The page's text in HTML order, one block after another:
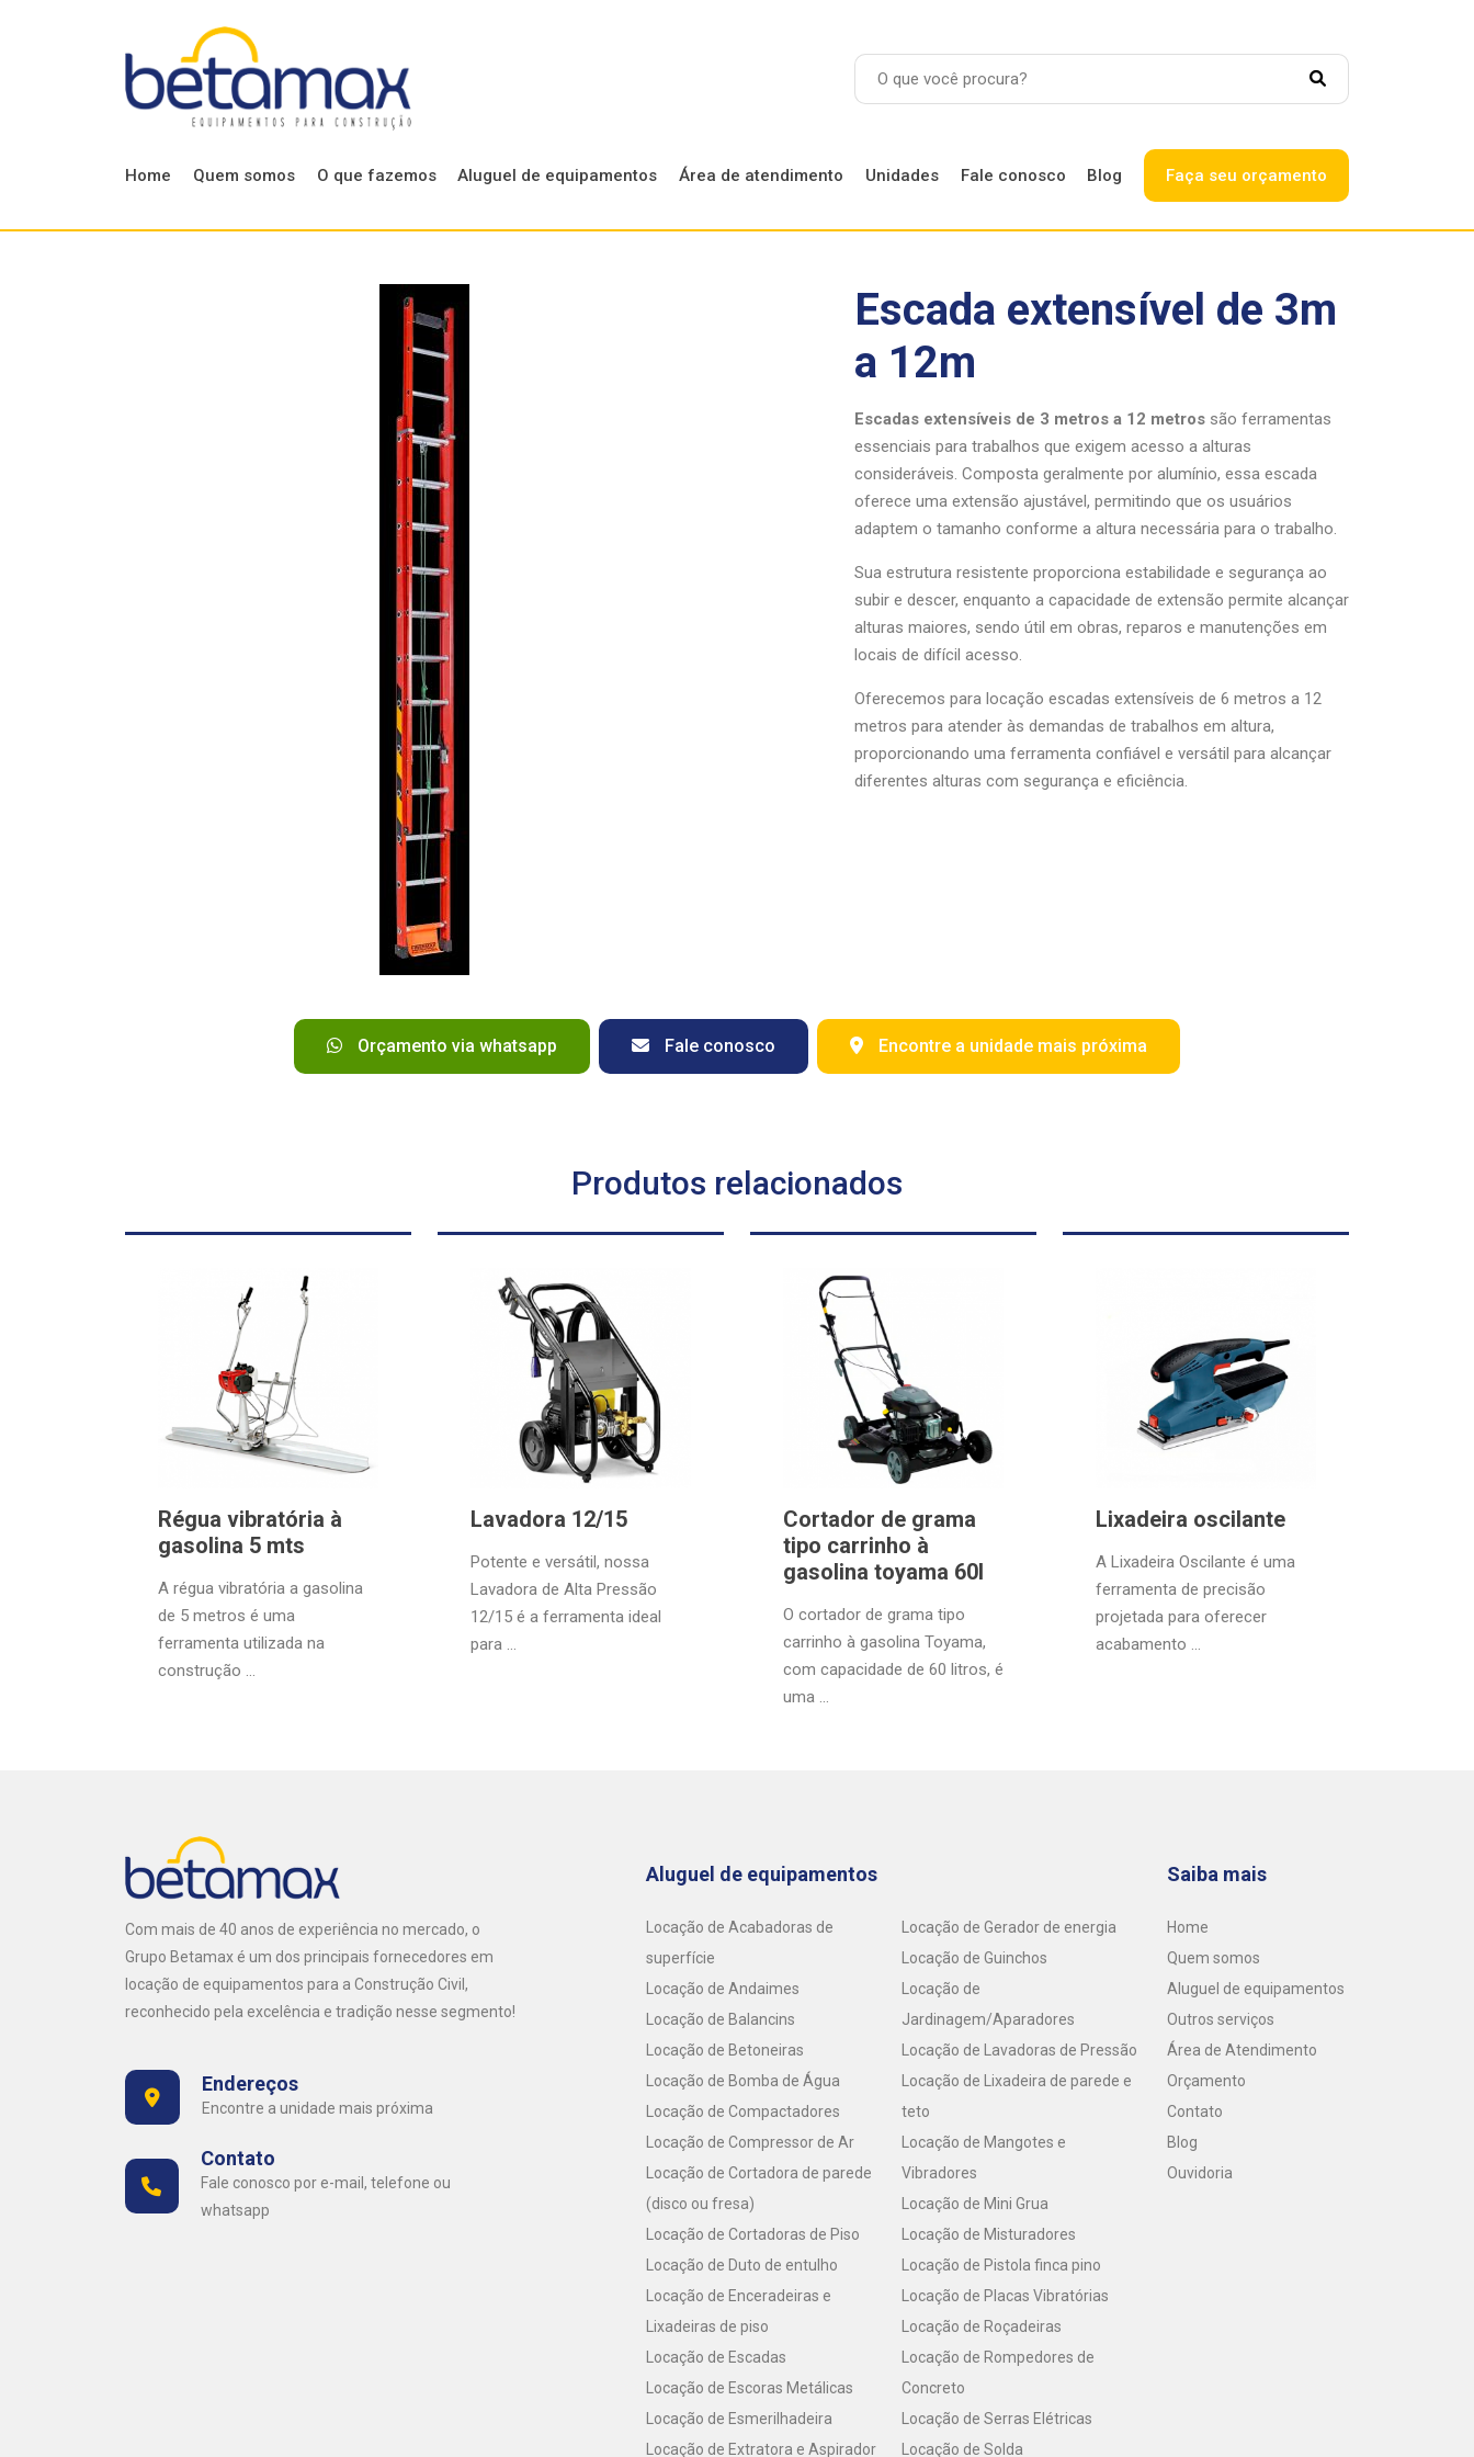
Home Quem somos O que fazemos Aluguel de equipamentos Área de atendimento
Locação de Andaimes
Locação de Betoneiras
Locação de Equipamentos
Unidades Fale conosco
SAC
Canal exclusivo para
colaboradores
Trabalhe conosco
Blog Faça seu orçamento
Escada extensível de 3m
a 12m
Escadas extensíveis de 3 metros a 12 metros são ferramentas
essenciais para trabalhos que exigem acesso a alturas
consideráveis. Composta geralmente por alumínio, essa escada
oferece uma extensão ajustável, permitindo que os usuários
adaptem o tamanho conforme a altura necessária para o trabalho.
Sua estrutura resistente proporciona estabilidade e segurança ao
subir e descer, enquanto a capacidade de extensão permite alcançar
alturas maiores, sendo útil em obras, reparos e manutenções em
locais de difícil acesso.
Oferecemos para locação escadas extensíveis de 6 metros a 12
metros para atender às demandas de trabalhos em altura,
proporcionando uma ferramenta confiável e versátil para alcançar
diferentes alturas com segurança e eficiência.
Orçamento via whatsapp Fale conosco Encontre a unidade mais próxima
Produtos relacionados
Régua vibratória à
gasolina 5 mts
A régua vibratória a gasolina
de 5 metros é uma
ferramenta utilizada na
construção ...
Lavadora 12/15
Potente e versátil, nossa
Lavadora de Alta Pressão
12/15 é a ferramenta ideal
para ...
Cortador de grama
tipo carrinho à
gasolina toyama 60l
O cortador de grama tipo
carrinho à gasolina Toyama,
com capacidade de 60 litros, é
uma ...
Lixadeira oscilante
A Lixadeira Oscilante é uma
ferramenta de precisão
projetada para oferecer
acabamento ...
Com mais de 40 anos de experiência no mercado, o
Grupo Betamax é um dos principais fornecedores em
locação de equipamentos para a Construção Civil,
reconhecido pela excelência e tradição nesse segmento!
Endereços
Encontre a unidade mais próxima
Contato
Fale conosco por e-mail, telefone ou
whatsapp
Aluguel de equipamentos
Locação de Acabadoras de
superfície
Locação de Andaimes
Locação de Balancins
Locação de Betoneiras
Locação de Bomba de Água
Locação de Compactadores
Locação de Compressor de Ar
Locação de Cortadora de parede
(disco ou fresa)
Locação de Cortadoras de Piso
Locação de Duto de entulho
Locação de Enceradeiras e
Lixadeiras de piso
Locação de Escadas
Locação de Escoras Metálicas
Locação de Esmerilhadeira
Locação de Extratora e Aspirador
Locação de Gerador de energia
Locação de Guinchos
Locação de
Jardinagem/Aparadores
Locação de Lavadoras de Pressão
Locação de Lixadeira de parede e
teto
Locação de Mangotes e
Vibradores
Locação de Mini Grua
Locação de Misturadores
Locação de Pistola finca pino
Locação de Placas Vibratórias
Locação de Roçadeiras
Locação de Rompedores de
Concreto
Locação de Serras Elétricas
Locação de Solda
Saiba mais
Home
Quem somos
Aluguel de equipamentos
Outros serviços
Área de Atendimento
Orçamento
Contato
Blog
Ouvidoria